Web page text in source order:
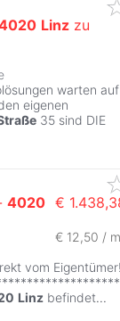
Linz zu
warten auf
eigenen
35 sind DIE
4020 €
€ 12,50 /
vom Eigentümer!
Linz befindet...